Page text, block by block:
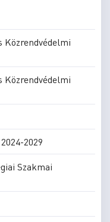
Közrendvédelmi
Közrendvédelmi
2029
Szakmai